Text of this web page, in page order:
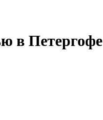
в Петергофе